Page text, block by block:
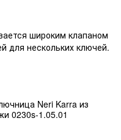
широким клапаном
для нескольких ключей.
Neri Karra из
0230s-1.05.01